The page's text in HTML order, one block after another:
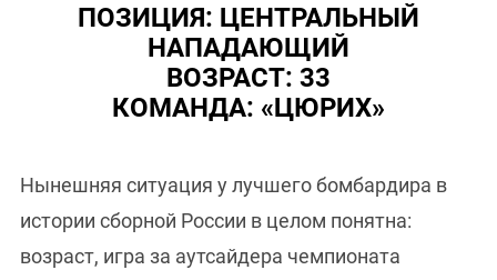
ПОЗИЦИЯ: ЦЕНТРАЛЬНЫЙ
НАПАДАЮЩИЙ
ВОЗРАСТ: 33
КОМАНДА: «ЦЮРИХ»
Нынешняя ситуация у лучшего бомбардира в
истории сборной России в целом понятна:
возраст, игра за аутсайдера чемпионата